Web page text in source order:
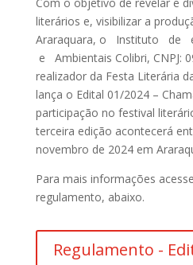
literários e, visibilizar a
Araraquara, o Instituto de
e Ambientais Colibri, CNPJ:
realizador da Festa Literária
lança o Edital 01/2024 –
participação no festival
terceira edição acontecerá
novembro de 2024 em
Para mais informações
regulamento, abaixo.
Regulamento -